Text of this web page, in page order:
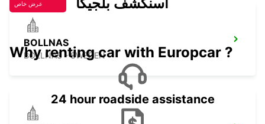
BOLLNAS
BOLLNAS - SWEDEN
عرض خاص
Why renting car with Europcar ?
24 hour roadside assistance